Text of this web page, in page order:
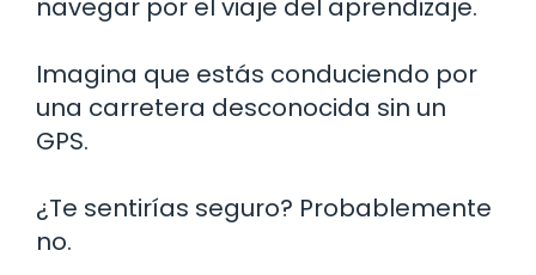
navegar por el viaje del aprendizaje.
Imagina que estás conduciendo por
una carretera desconocida sin un
GPS.
¿Te sentirías seguro? Probablemente
no.